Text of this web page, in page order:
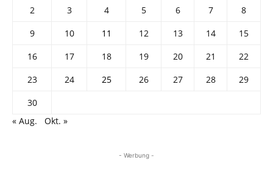
2
3 4 5 6 7
8
9
10 11 12 13 14
15
16
17 18 19 20 21
22
23
24 25 26 27 28
29
30
« Aug.
Okt. »
- Werbung -